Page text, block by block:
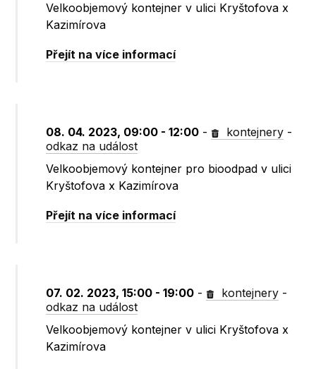
Velkoobjemový kontejner v ulici Kryštofova x
Kazimírova
Přejít na více informací
08. 04. 2023, 09:00 - 12:00 - kontejnery -
odkaz na událost
Velkoobjemový kontejner pro bioodpad v ulici
Kryštofova x Kazimírova
Přejít na více informací
07. 02. 2023, 15:00 - 19:00 - kontejnery -
odkaz na událost
Velkoobjemový kontejner v ulici Kryštofova x
Kazimírova